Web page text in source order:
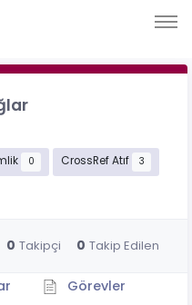
0 CrossRef Atıf 3
0 Takipçi 0 Takip Edilen
Görevler